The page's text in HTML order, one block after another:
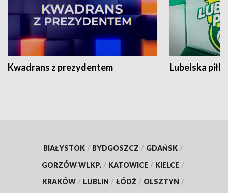
Kwadrans z prezydentem Lubelska piłka
BIAŁYSTOK / BYDGOSZCZ / GDAŃSK /
GORZÓW WLKP. / KATOWICE / KIELCE /
KRAKÓW / LUBLIN / ŁÓDŹ / OLSZTYN /